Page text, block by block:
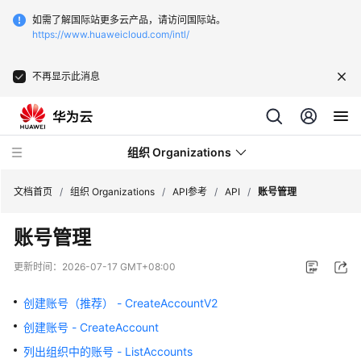
如需了解国际站更多云产品，请访问国际站。
https://www.huaweicloud.com/intl/
不再显示此消息
组织 Organizations
最
新
态
产
品
文档首页 / 组织 Organizations / API参考 / API / 账号管理
账号管理
更新时间： 2026-07-17 GMT+08:00
创建账号（推荐） - CreateAccountV2
创建账号 - CreateAccount
列出组织中的账号 - ListAccounts